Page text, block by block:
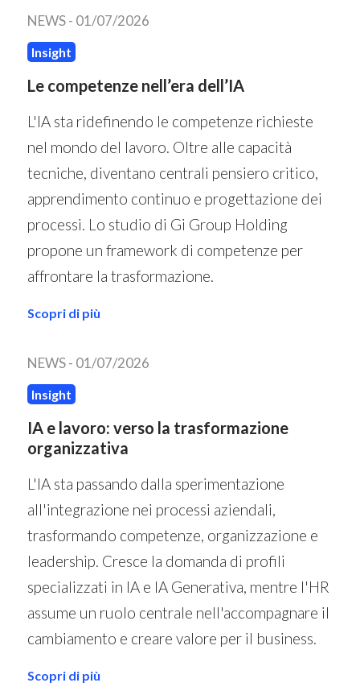
NEWS - 01/07/2026
Insight
Le competenze nell’era dell’IA
L'IA sta ridefinendo le competenze richieste
nel mondo del lavoro. Oltre alle capacità
tecniche, diventano centrali pensiero critico,
apprendimento continuo e progettazione dei
processi. Lo studio di Gi Group Holding
propone un framework di competenze per
affrontare la trasformazione.
Scopri di più
NEWS - 01/07/2026
Insight
IA e lavoro: verso la trasformazione
organizzativa
L'IA sta passando dalla sperimentazione
all'integrazione nei processi aziendali,
trasformando competenze, organizzazione e
leadership. Cresce la domanda di profili
specializzati in IA e IA Generativa, mentre l'HR
assume un ruolo centrale nell'accompagnare il
cambiamento e creare valore per il business.
Scopri di più